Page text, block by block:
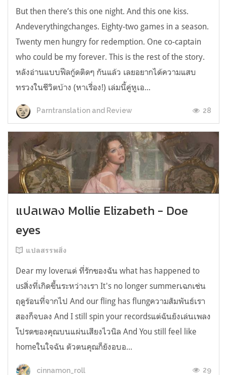
But then there’s this one night. And this one kiss.
Andeverythingchanges. Eighty-two games in a season.
Twenty men hungry for redemption. One co-captain
who could be my forever. This is the rest of the story.
หลังอ่านแบบฟีลกู้ดติดๆ กันแล้ว เลยอยากได้ความแสบ
ทรวงในชีวิตบ้าง (หาเรื่อง!) เล่มนี้คู่หูเอ...
Parntranslation and Review 28
แปลเพลง Mollie Elizabeth - Doe
eyes
แปลสรรพสิ่ง
Dear my loverแด่ ที่รักของฉัน what has happened to
usสิ่งที่เกิดขึ้นระหว่างเรา It's no longer summerเฉกเช่น
ฤดูร้อนที่จากไป And our fling has flungความสัมพันธ์เรา
สองก็จบลง And I still spin your recordsแต่ฉันยังเล่นเพลง
โปรดของคุณบนแผ่นเสียงไวนิล And You still feel like
homeในใจฉัน ตัวตนคุณก็ยังอบอ...
cinnamon_roll 29